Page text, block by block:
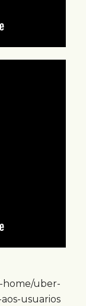
home/uber-
usuarios